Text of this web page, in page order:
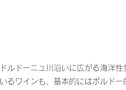
ドルドーニュ川沿いに広がる海洋性
いるワインも、基本的にはボルドー